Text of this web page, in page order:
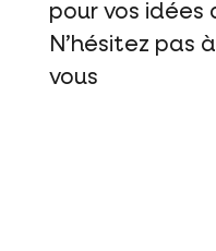
pour vos idées
N’hésitez pas
vous